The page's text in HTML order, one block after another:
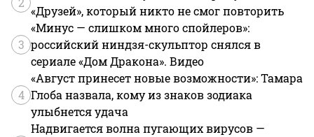
«Друзей», который никто не смог повторить
3
«Минус — слишком много спойлеров»:
российский ниндзя-скульптор снялся в
сериале «Дом Дракона». Видео
4
«Август принесет новые возможности»: Тамара
Глоба назвала, кому из знаков зодиака
улыбнется удача
Надвигается волна пугающих вирусов —